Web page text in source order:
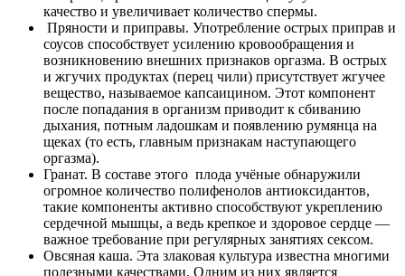
качество и увеличивает количество спермы.
Пряности и приправы. Употребление острых приправ и
соусов способствует усилению кровообращения и
возникновению внешних признаков оргазма. В острых
и жгучих продуктах (перец чили) присутствует жгучее
вещество, называемое капсаицином. Этот компонент
после попадания в организм приводит к сбиванию
дыхания, потным ладошкам и появлению румянца на
щеках (то есть, главным признакам наступающего
оргазма).
Гранат. В составе этого плода учёные обнаружили
огромное количество полифенолов антиоксидантов,
такие компоненты активно способствуют укреплению
сердечной мышцы, а ведь крепкое и здоровое сердце —
важное требование при регулярных занятиях сексом.
Овсяная каша. Эта злаковая культура известна многими
полезными качествами. Одним из них является